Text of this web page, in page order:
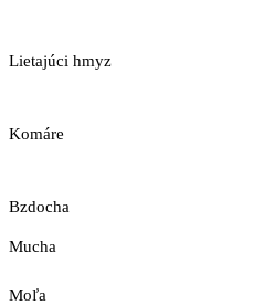
Lietajúci hmyz
Komáre
Bzdocha
Mucha
Moľa